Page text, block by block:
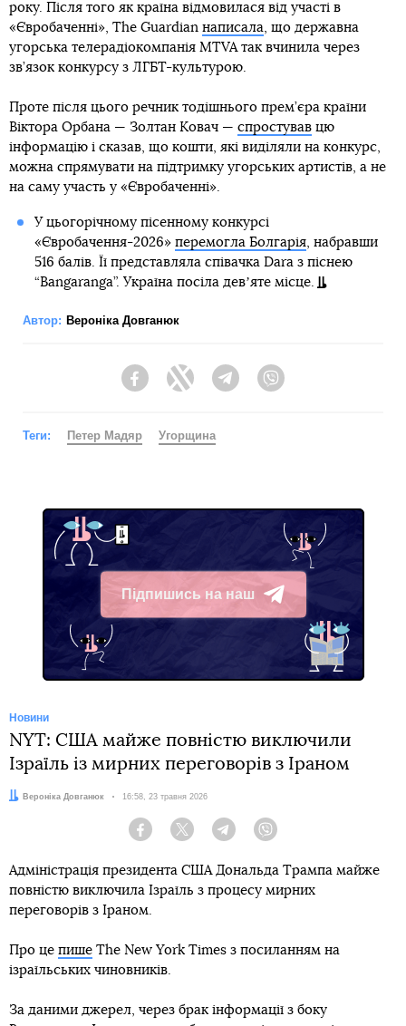
року. Після того як країна відмовилася від участі в
«Євробаченні», The Guardian написала, що державна
угорська телерадіокомпанія MTVA так вчинила через
зв’язок конкурсу з ЛГБТ-культурою.
Проте після цього речник тодішнього прем’єра країни
Віктора Орбана — Золтан Ковач — спростував цю
інформацію і сказав, що кошти, які виділяли на конкурс,
можна спрямувати на підтримку угорських артистів, а не
на саму участь у «Євробаченні».
У цьогорічному пісенному конкурсі
«Євробачення-2026» перемогла Болгарія, набравши
516 балів. Її представляла співачка Dara з піснею
“Bangaranga”. Україна посіла девʼяте місце.
Автор: Вероніка Довганюк
FacebookTwitter Telegram
Теги: Петер Мадяр Угорщина
Підпишись на наш
Telegram
Новини
NYT: США майже повністю виключили
Ізраїль із мирних переговорів з Іраном
Автор:Вероніка Довганюк Дата:
16:58, 23 травня 2026
Facebook Twitter Telegram
Адміністрація президента США Дональда Трампа майже
повністю виключила Ізраїль з процесу мирних
переговорів з Іраном.
Про це пише The New York Times з посиланням на
ізраїльських чиновників.
За даними джерел, через брак інформації з боку